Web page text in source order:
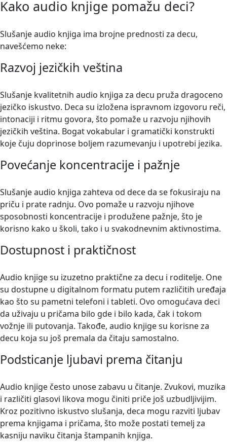
Kako audio knjige pomažu deci?
Slušanje audio knjiga ima brojne prednosti za decu,
navešćemo neke:
Razvoj jezičkih veština
Slušanje kvalitetnih audio knjiga za decu pruža dragoceno
jezičko iskustvo. Deca su izložena ispravnom izgovoru reči,
intonaciji i ritmu govora, što pomaže u razvoju njihovih
jezičkih veština. Bogat vokabular i gramatički konstrukti
koje čuju doprinose boljem razumevanju i upotrebi jezika.
Povećanje koncentracije i pažnje
Slušanje audio knjiga zahteva od dece da se fokusiraju na
priču i prate radnju. Ovo pomaže u razvoju njihove
sposobnosti koncentracije i produžene pažnje, što je
korisno kako u školi, tako i u svakodnevnim aktivnostima.
Dostupnost i praktičnost
Audio knjige su izuzetno praktične za decu i roditelje. One
su dostupne u digitalnom formatu putem različitih uređaja
kao što su pametni telefoni i tableti. Ovo omogućava deci
da uživaju u pričama bilo gde i bilo kada, čak i tokom
vožnje ili putovanja. Takođe, audio knjige su korisne za
decu koja su još premala da čitaju samostalno.
Podsticanje ljubavi prema čitanju
Audio knjige često unose zabavu u čitanje. Zvukovi, muzika
i različiti glasovi likova mogu činiti priče još uzbudljivijim.
Kroz pozitivno iskustvo slušanja, deca mogu razviti ljubav
prema knjigama i pričama, što može postati temelj za
kasniju naviku čitanja štampanih knjiga.